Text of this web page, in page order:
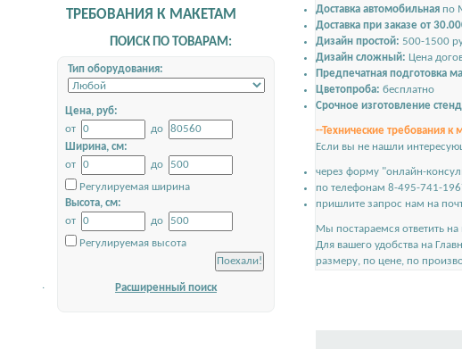
.
ТРЕБОВАНИЯ К МАКЕТАМ
ПОИСК ПО ТОВАРАМ:
Тип оборудования:
Цена, руб:
от
до
Ширина, см:
от
до
Регулируемая ширина
Высота, см:
от
до
Регулируемая высота
Расширенный поиск
Доставка автомобильная по
Доставка при заказе от
Дизайн простой: 500-1500
Дизайн сложный: Цена
Предпечатная подготовка
Цветопроба: бесплатно
Срочное изготовление
--Технические требования к
Если вы не нашли
через форму "онлайн-
по телефонам 8-495-741-
пришлите запрос нам на
Мы постараемся ответить
Для вашего удобства на
размеру, по цене, по